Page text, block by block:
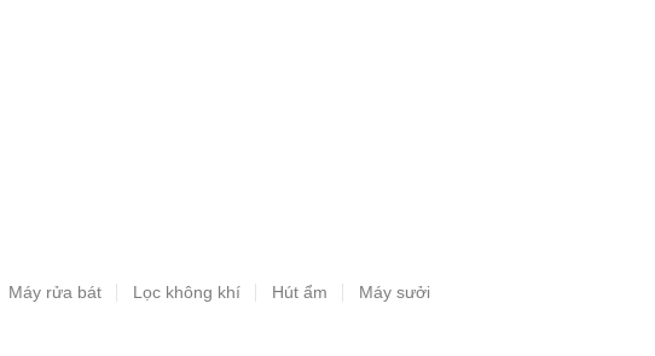
Máy rửa bát Lọc không khí Hút ẩm Máy sưởi